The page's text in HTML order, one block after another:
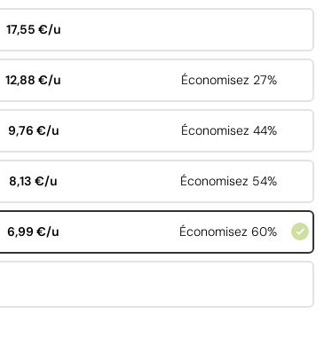
17,55 €/u
12,88 €/u Économisez 27%
9,76 €/u Économisez 44%
8,13 €/u Économisez 54%
6,99 €/u Économisez 60%